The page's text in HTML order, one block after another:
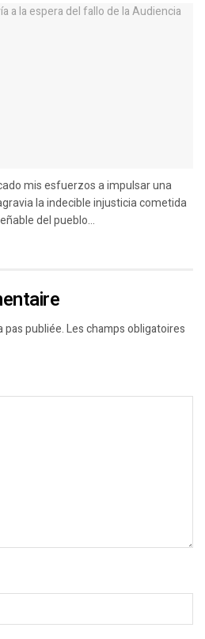
mis esfuerzos a impulsar una
la indecible injusticia cometida
del pueblo...
pas publiée.Les champs obligatoires